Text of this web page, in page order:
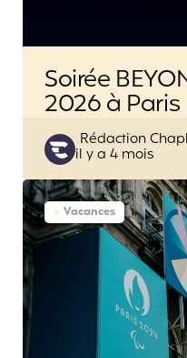
Soirée
2026 à Paris
Posted
by
Rédaction
il y a 4 mois
Vacances